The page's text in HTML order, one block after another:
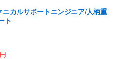
ニカルサポートエンジニア/人柄重
ト